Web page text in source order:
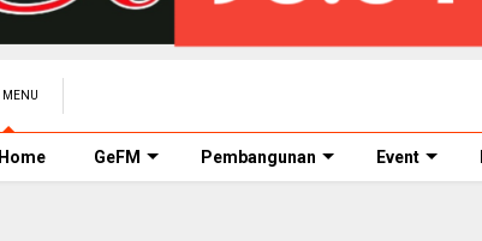
MENU
Home GeFM Pembangunan Event